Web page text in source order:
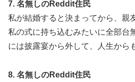
7. 名無しのReddit住民
私が結婚すると決まってから、親
私の式に持ち込むみたいに全部台
には披露宴から外して、人生から
8. 名無しのReddit住民